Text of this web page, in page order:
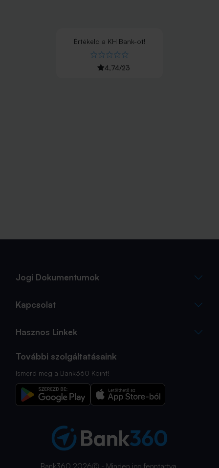
Értékeld a KH Bank-ot!
4,74/23
Jogi Dokumentumok
Kapcsolat
Hasznos Linkek
További szolgáltatásaink
Ismerd meg a Bank360 Koint!
Bank360 2026Ⓒ - Minden jog fenntartva.